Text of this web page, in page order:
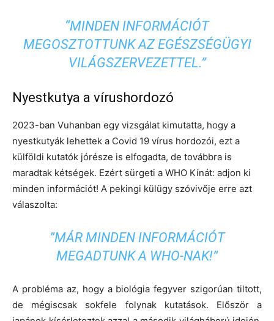
“MINDEN INFORMÁCIÓT
MEGOSZTOTTUNK AZ EGÉSZSÉGÜGYI
VILÁGSZERVEZETTEL.”
Nyestkutya a vírushordozó
2023-ban Vuhanban egy vizsgálat kimutatta, hogy a
nyestkutyák lehettek a Covid 19 vírus hordozói, ezt a
külföldi kutatók jórésze is elfogadta, de továbbra is
maradtak kétségek. Ezért sürgeti a WHO Kínát: adjon ki
minden információt! A pekingi külügy szóvivője erre azt
válaszolta:
”MÁR MINDEN INFORMÁCIÓT
MEGADTUNK A WHO-NAK!”
A probléma az, hogy a biológia fegyver szigorúan tiltott,
de mégiscsak sokfele folynak kutatások. Először a